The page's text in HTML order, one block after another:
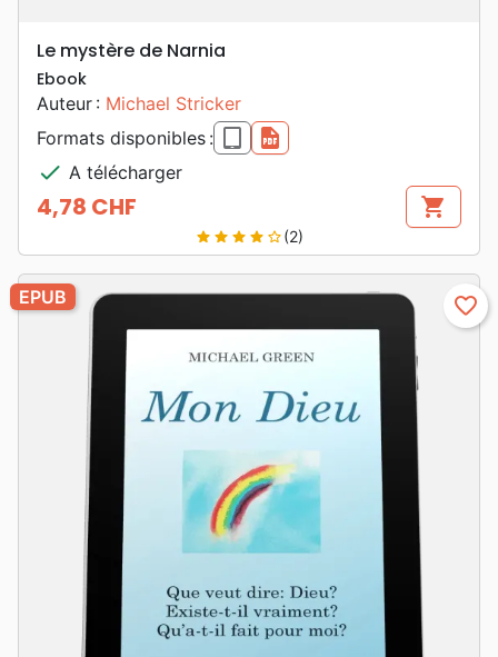
Le mystère de Narnia
Ebook
Auteur : Michael Stricker
Formats disponibles : epub
pdf
check A télécharger
Prix
4,78 CHF shopping_cart
star star star star star_border(2)
EPUB favorite_border